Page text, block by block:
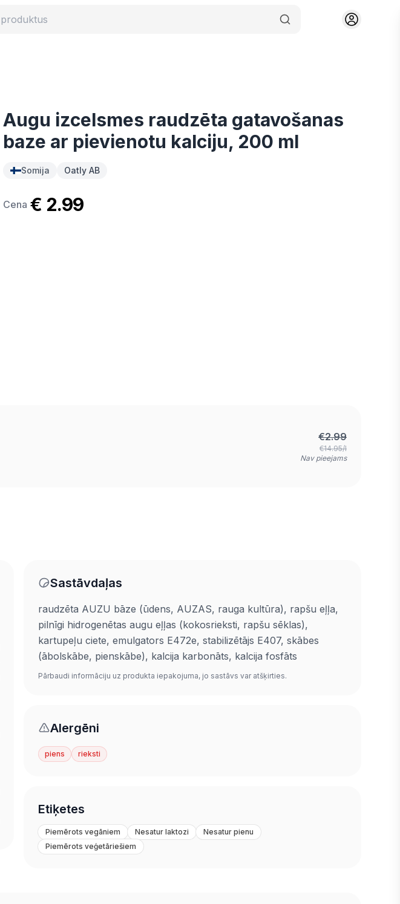
Augu izcelsmes raudzēta gatavošanas
baze ar pievienotu kalciju, 200 ml
Somija Oatly AB
Cena € 2.99
€2.99
€14.95/l
Nav pieejams
Sastāvdaļas
raudzēta AUZU bāze (ūdens, AUZAS, rauga kultūra), rapšu eļļa,
pilnīgi hidrogenētas augu eļļas (kokosrieksti, rapšu sēklas),
kartupeļu ciete, emulgators E472e, stabilizētājs E407, skābes
(ābolskābe, pienskābe), kalcija karbonāts, kalcija fosfāts
Pārbaudi informāciju uz produkta iepakojuma, jo sastāvs var atšķirties.
Alergēni
piens rieksti
Etiķetes
Piemērots vegāniem Nesatur laktozi
Nesatur pienu
Piemērots veģetāriešiem